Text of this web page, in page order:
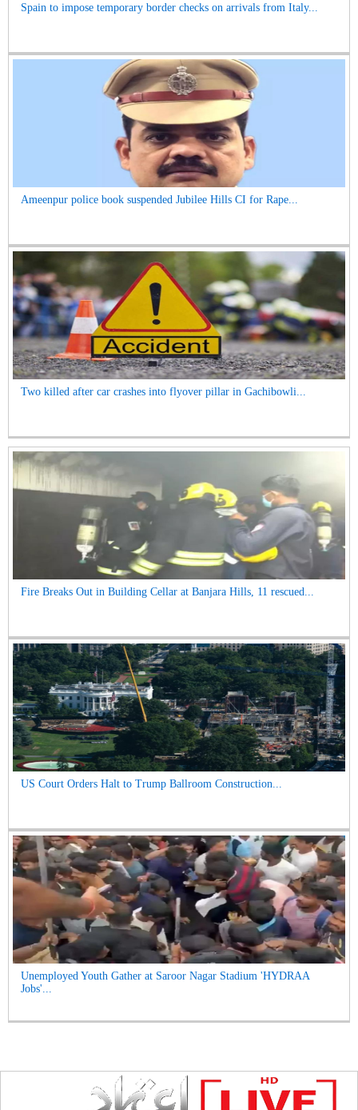
Spain to impose temporary border checks on arrivals from Italy...
Ameenpur police book suspended Jubilee Hills CI for Rape...
Two killed after car crashes into flyover pillar in Gachibowli...
Fire Breaks Out in Building Cellar at Banjara Hills, 11 rescued...
US Court Orders Halt to Trump Ballroom Construction...
Unemployed Youth Gather at Saroor Nagar Stadium 'HYDRAA
Jobs'...